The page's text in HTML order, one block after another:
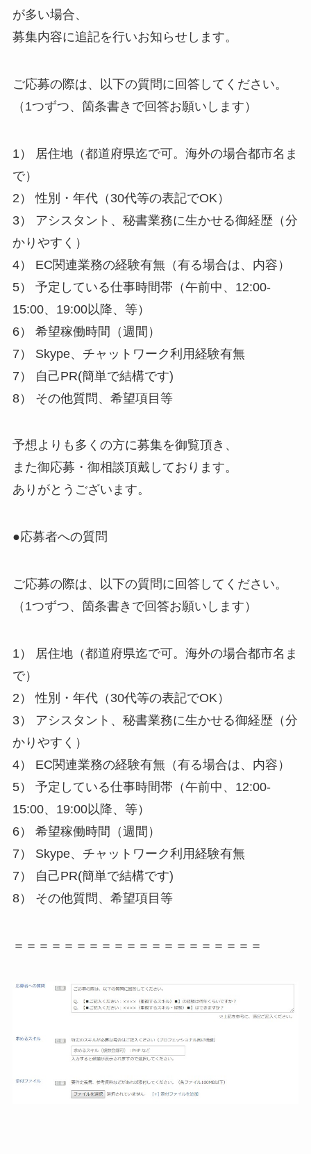
が多い場合、
募集内容に追記を行いお知らせします。
ご応募の際は、以下の質問に回答してください。
（1つずつ、箇条書きで回答お願いします）
1） 居住地（都道府県迄で可。海外の場合都市名ま
で）
2） 性別・年代（30代等の表記でOK）
3） アシスタント、秘書業務に生かせる御経歴（分
かりやすく）
4） EC関連業務の経験有無（有る場合は、内容）
5） 予定している仕事時間帯（午前中、12:00-
15:00、19:00以降、等）
6） 希望稼働時間（週間）
7） Skype、チャットワーク利用経験有無
7） 自己PR(簡単で結構です)
8） その他質問、希望項目等
予想よりも多くの方に募集を御覧頂き、
また御応募・御相談頂戴しております。
ありがとうございます。
●応募者への質問
ご応募の際は、以下の質問に回答してください。
（1つずつ、箇条書きで回答お願いします）
1） 居住地（都道府県迄で可。海外の場合都市名ま
で）
2） 性別・年代（30代等の表記でOK）
3） アシスタント、秘書業務に生かせる御経歴（分
かりやすく）
4） EC関連業務の経験有無（有る場合は、内容）
5） 予定している仕事時間帯（午前中、12:00-
15:00、19:00以降、等）
6） 希望稼働時間（週間）
7） Skype、チャットワーク利用経験有無
7） 自己PR(簡単で結構です)
8） その他質問、希望項目等
＝＝＝＝＝＝＝＝＝＝＝＝＝＝＝＝＝＝＝＝